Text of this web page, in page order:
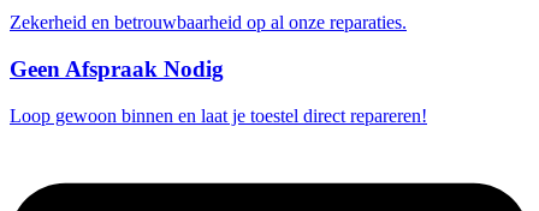
Zekerheid en betrouwbaarheid op al onze reparaties.
Geen Afspraak Nodig
Loop gewoon binnen en laat je toestel direct repareren!